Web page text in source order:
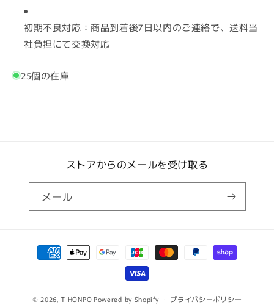
初期不良対応：商品到着後7日以内のご連絡で、送料当
社負担にて交換対応
25個の在庫
ストアからのメールを受け取る
メール
© 2026,T HONPOPowered by Shopify プライバシーポリシー